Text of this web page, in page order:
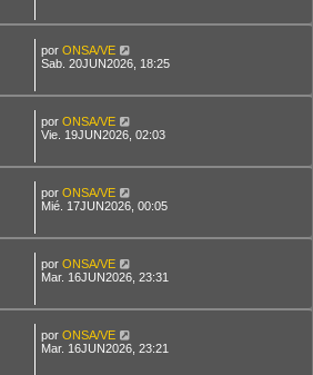
por ONSA/VE
Sab. 20JUN2026, 18:25
por ONSA/VE
Vie. 19JUN2026, 02:03
por ONSA/VE
Mié. 17JUN2026, 00:05
por ONSA/VE
Mar. 16JUN2026, 23:31
por ONSA/VE
Mar. 16JUN2026, 23:21